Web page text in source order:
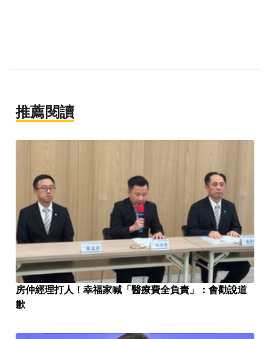
推薦閱讀
房仲經理打人！幸福家喊「醫療費全負責」：會勸說道
歉